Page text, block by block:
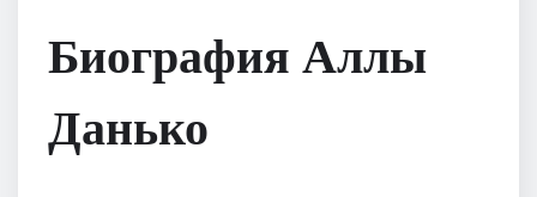
Биография Аллы
Данько